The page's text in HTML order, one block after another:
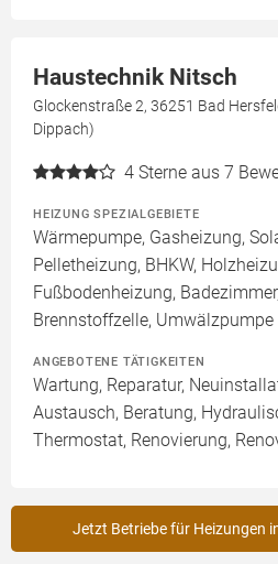
Haustechnik Nitsch
Glockenstraße 2, 36251 Bad
Dippach)
4 Sterne aus 7
HEIZUNG SPEZIALGEBIETE
Wärmepumpe, Gasheizung,
Pelletheizung, BHKW,
Fußbodenheizung,
Brennstoffzelle, Umwälzpumpe
ANGEBOTENE TÄTIGKEITEN
Wartung, Reparatur,
Austausch, Beratung,
Thermostat, Renovierung,
Jetzt Betriebe für Heizungen